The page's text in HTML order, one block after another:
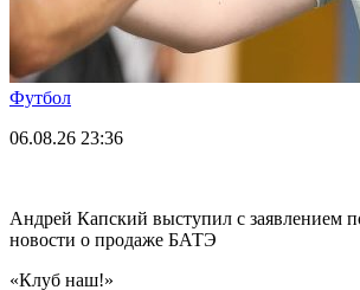
Футбол
06.08.26 23:36
Андрей Капский выступил с заявлением
новости о продаже БАТЭ
«Клуб наш!»